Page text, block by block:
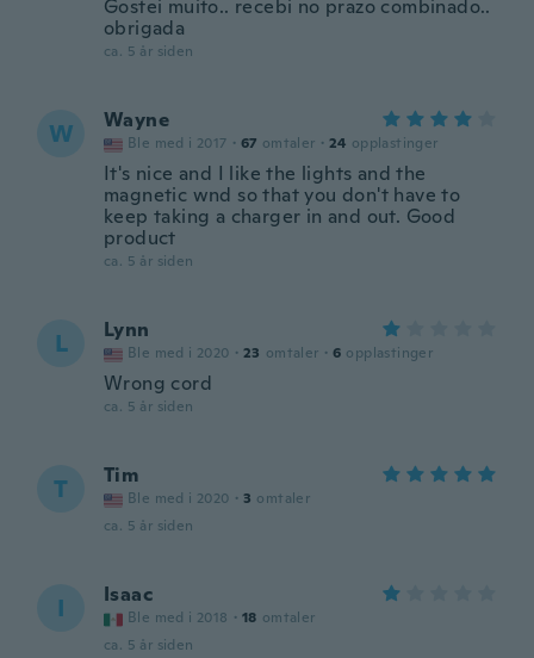
Gostei muito.. recebi no prazo combinado..
obrigada
ca. 5 år siden
W Wayne
Ble med i 2017 · 67 omtaler · 24 opplastinger
It's nice and I like the lights and the
magnetic wnd so that you don't have to
keep taking a charger in and out. Good
product
ca. 5 år siden
L Lynn
Ble med i 2020 · 23 omtaler · 6 opplastinger
Wrong cord
ca. 5 år siden
T Tim
Ble med i 2020 · 3 omtaler
ca. 5 år siden
I Isaac
Ble med i 2018 · 18 omtaler
ca. 5 år siden